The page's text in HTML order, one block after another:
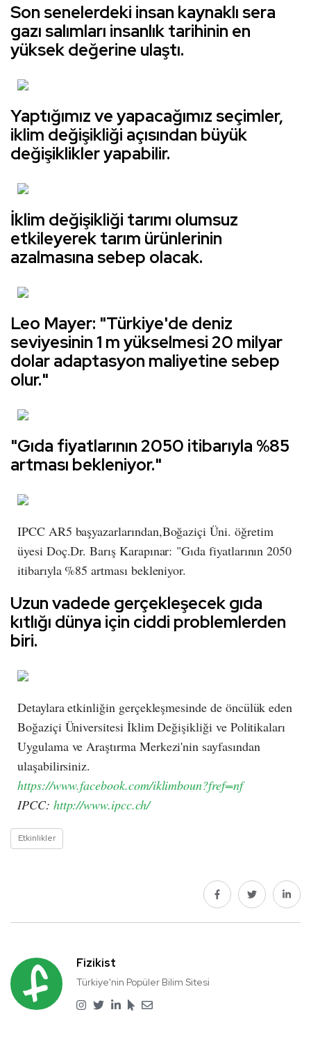
Son senelerdeki insan kaynaklı sera
gazı salımları insanlık tarihinin en
yüksek değerine ulaştı.
Yaptığımız ve yapacağımız seçimler,
iklim değişikliği açısından büyük
değişiklikler yapabilir.
İklim değişikliği tarımı olumsuz
etkileyerek tarım ürünlerinin
azalmasına sebep olacak.
Leo Mayer: "Türkiye'de deniz
seviyesinin 1 m yükselmesi 20 milyar
dolar adaptasyon maliyetine sebep
olur."
"Gıda fiyatlarının 2050 itibarıyla %85
artması bekleniyor."
IPCC AR5 başyazarlarından,Boğaziçi Üni. öğretim
üyesi Doç.Dr. Barış Karapınar: "Gıda fiyatlarının 2050
itibarıyla %85 artması bekleniyor.
Uzun vadede gerçekleşecek gıda
kıtlığı dünya için ciddi problemlerden
biri.
Detaylara etkinliğin gerçekleşmesinde de öncülük eden
Boğaziçi Üniversitesi İklim Değişikliği ve Politikaları
Uygulama ve Araştırma Merkezi'nin sayfasından
ulaşabilirsiniz.
https://www.facebook.com/iklimboun?fref=nf
IPCC: http://www.ipcc.ch/
Etkinlikler
Fizikist
Türkiye'nin Popüler Bilim Sitesi